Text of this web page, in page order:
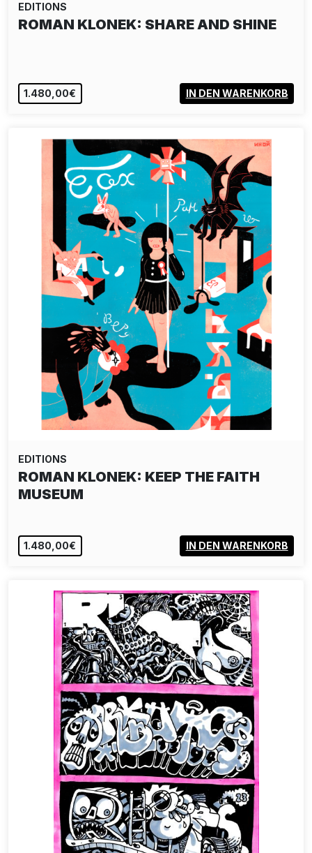
EDITIONS
ROMAN KLONEK: SHARE AND SHINE
1.480,00€ IN DEN WARENKORB
EDITIONS
ROMAN KLONEK: KEEP THE FAITH
MUSEUM
1.480,00€ IN DEN WARENKORB